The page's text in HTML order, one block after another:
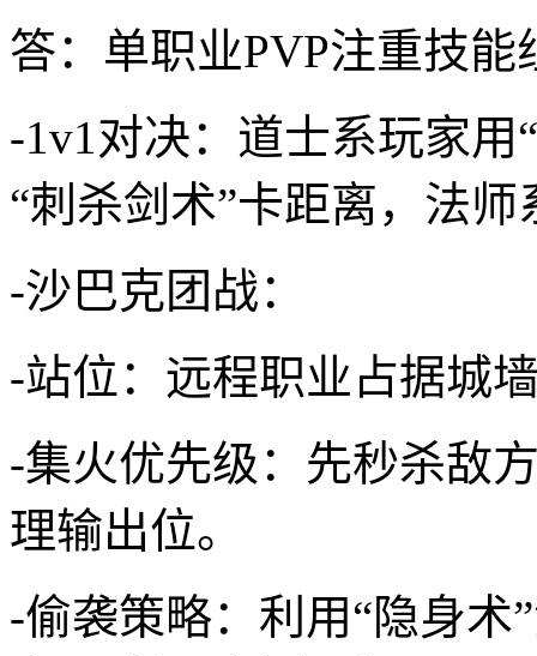
答：单职业PVP注重技能
-1v1对决：道士系玩家用
“刺杀剑术”卡距离，法
-沙巴克团战：
-站位：远程职业占据城
-集火优先级：先秒杀敌
理输出位。
-偷袭策略：利用“隐身术